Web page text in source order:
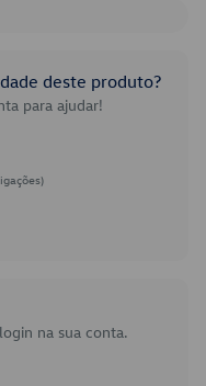
deste produto?
para ajudar!
na sua conta.